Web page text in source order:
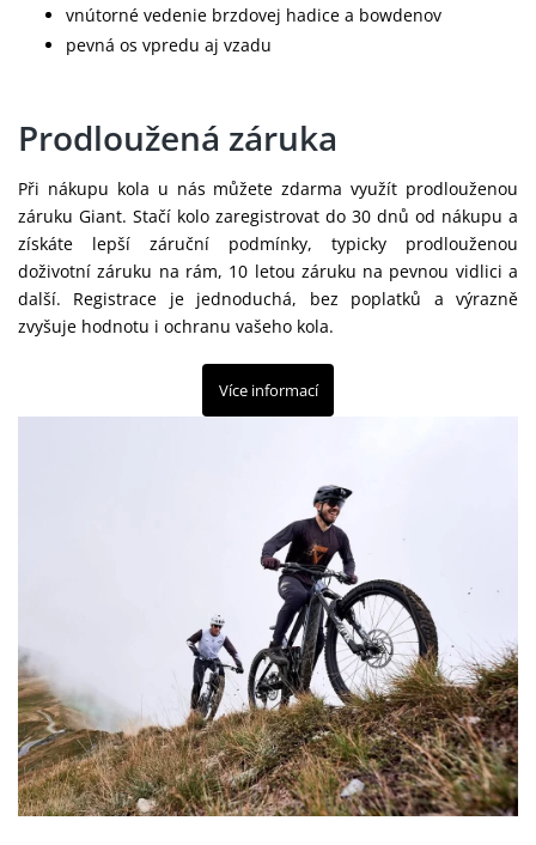
vnútorné vedenie brzdovej hadice a bowdenov
pevná os vpredu aj vzadu
Prodloužená záruka
Při nákupu kola u nás můžete zdarma využít prodlouženou
záruku Giant. Stačí kolo zaregistrovat do 30 dnů od nákupu a
získáte lepší záruční podmínky, typicky prodlouženou
doživotní záruku na rám, 10 letou záruku na pevnou vidlici a
další. Registrace je jednoduchá, bez poplatků a výrazně
zvyšuje hodnotu i ochranu vašeho kola.
Více informací